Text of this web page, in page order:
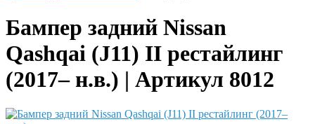
Бампер задний Nissan
Qashqai (J11) II рестайлинг
(2017– н.в.) | Артикул 8012